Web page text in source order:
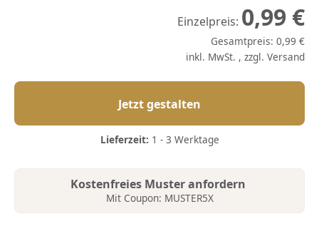
Einzelpreis: 0,99 €
Gesamtpreis: 0,99 €
inkl. MwSt. , zzgl. Versand
Jetzt gestalten
Lieferzeit: 1 - 3 Werktage
Kostenfreies Muster anfordern
Mit Coupon: MUSTER5X